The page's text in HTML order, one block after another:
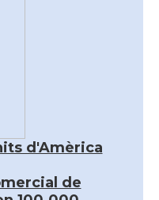
d'Amèrica
de